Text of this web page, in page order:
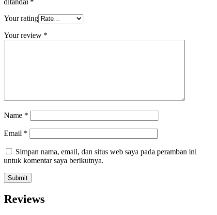
ditandai *
Your rating
Your review *
Name *
Email *
Simpan nama, email, dan situs web saya pada peramban ini
untuk komentar saya berikutnya.
Reviews